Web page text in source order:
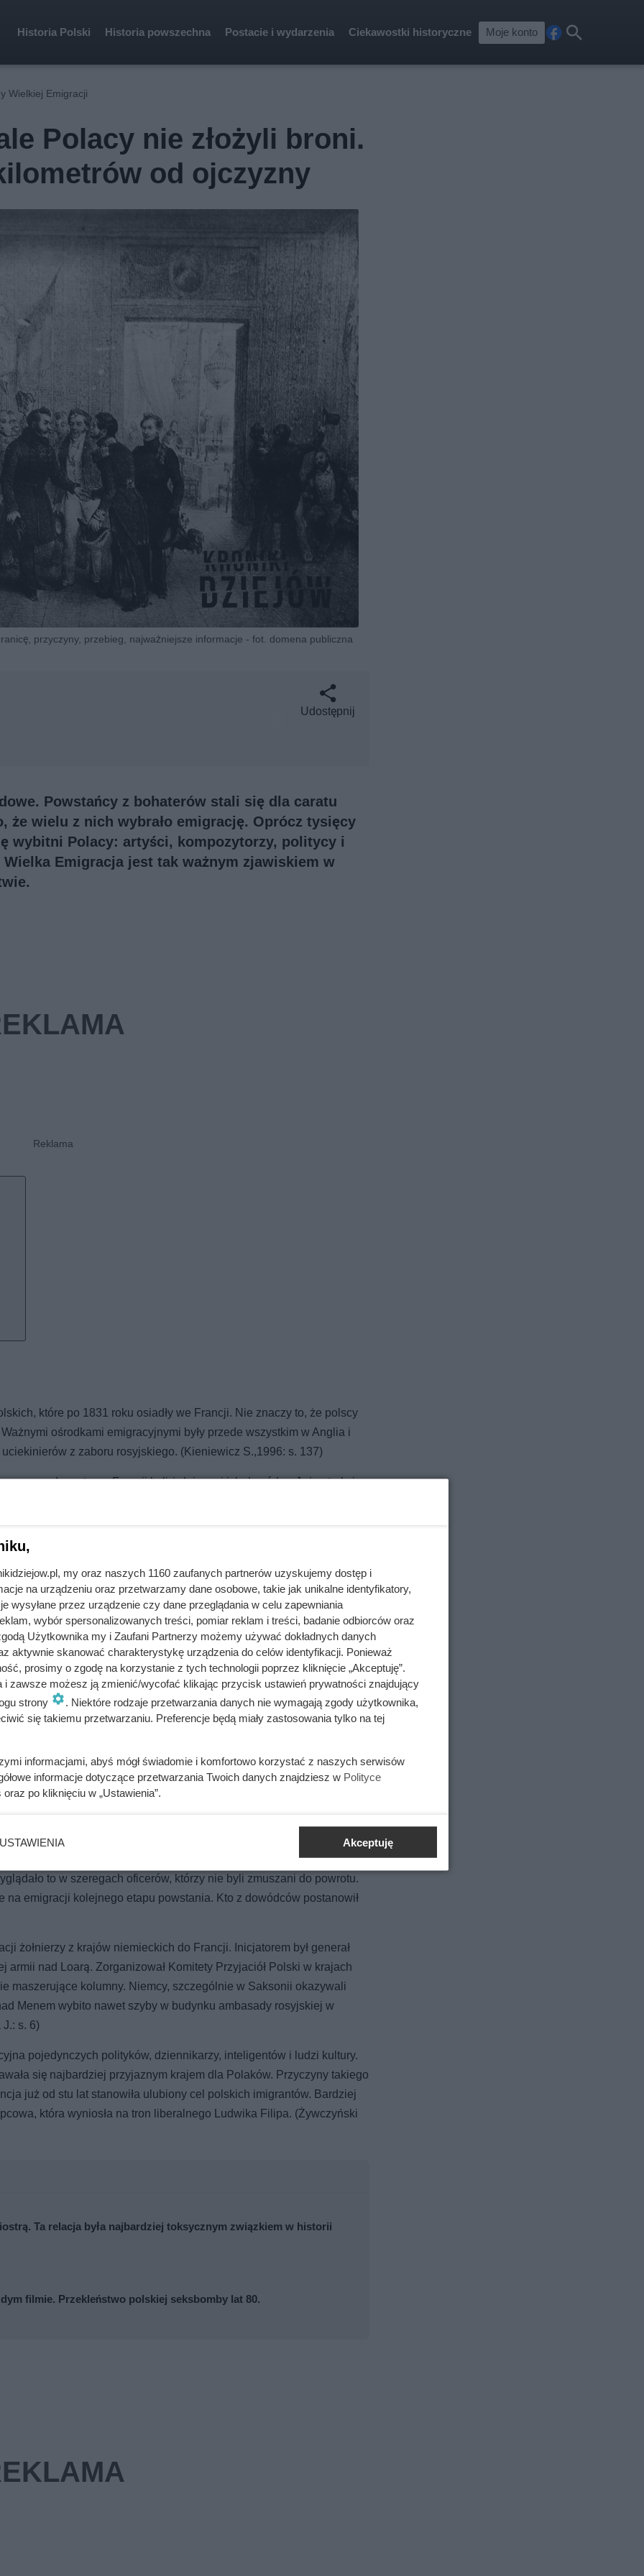
Historia Polski Historia powszechna Postacie i wydarzenia Ciekawostki historyczne Moje konto
cebkaj
Wielkiej Emigracji
Polacy nie złożyli broni.
od ojczyzny
przyczyny, przebieg, najważniejsze informacje - fot. domena publiczna
Udostępnij
Powstańcy z bohaterów stali się dla caratu
że wielu z nich wybrało emigrację. Oprócz tysięcy
wybitni Polacy: artyści, kompozytorzy, politycy i
Emigracja jest tak ważnym zjawiskiem w
które po 1831 roku osiadły we Francji. Nie znaczy to, że polscy
ośrodkami emigracyjnymi były przede wszystkim w Anglia i
z zaboru rosyjskiego. (Kieniewicz S.,1996: s. 137)
na teren Francji byli żołnierze i ich dowódcy. Już w trakcie
Rosjan do granicy z Austrią. Tutaj otaczani przez Austriaków
(Zdrada J., 1987: s. 2)
ten diament istnieje naprawdę. Ważył 112 karatów i niszczył
z rąk do rąk. Niewiarygodne losy słynnej skandalistki
się około 50 tys. polskich żołnierzy. Oba państwa były
robiono wszystko, by nie dopuścić do zaognień na terenie państw
żołnierzy z dużą sympatią (z wyjątkiem Brandenburgii, podczas
amnestii w listopadzie 1831 roku większość żołnierzy siłą
się zresztą bez krwawych incydentów, bo mało było takich, którzy
tysięcy żołnierzy na początku 1832 roku za granicami Królestwa
to w szeregach oficerów, którzy nie byli zmuszani do powrotu.
emigracji kolejnego etapu powstania. Kto z dowódców postanowił
żołnierzy z krajów niemieckich do Francji. Inicjatorem był generał
armii nad Loarą. Zorganizował Komitety Przyjaciół Polski w krajach
maszerujące kolumny. Niemcy, szczególnie w Saksonii okazywali
Menem wybito nawet szyby w budynku ambasady rosyjskiej w
s. 6)
pojedynczych polityków, dziennikarzy, inteligentów i ludzi kultury.
się najbardziej przyjaznym krajem dla Polaków. Przyczyny takiego
już od stu lat stanowiła ulubiony cel polskich imigrantów. Bardziej
która wyniosła na tron liberalnego Ludwika Filipa. (Żywczyński
Ta relacja była najbardziej toksycznym związkiem w historii
filmie. Przekleństwo polskiej seksbomby lat 80.
my oraz naszych 1160 zaufanych partnerów uzyskujemy dostęp i
na urządzeniu oraz przetwarzamy dane osobowe, takie jak unikalne identyfikatory,
wysyłane przez urządzenie czy dane przeglądania w celu zapewniania
wybór spersonalizowanych treści, pomiar reklam i treści, badanie odbiorców oraz
Użytkownika my i Zaufani Partnerzy możemy używać dokładnych danych
aktywnie skanować charakterystykę urządzenia do celów identyfikacji. Ponieważ
prosimy o zgodę na korzystanie z tych technologii poprzez kliknięcie „Akceptuję”.
i zawsze możesz ją zmienić/wycofać klikając przycisk ustawień prywatności znajdujący
strony
. Niektóre rodzaje przetwarzania danych nie wymagają zgody użytkownika,
się takiemu przetwarzaniu. Preferencje będą miały zastosowania tylko na tej
informacjami, abyś mógł świadomie i komfortowo korzystać z naszych serwisów
informacje dotyczące przetwarzania Twoich danych znajdziesz w Polityce
oraz po kliknięciu w „Ustawienia”.
USTAWIENIA Akceptuję